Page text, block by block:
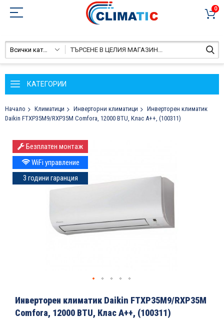
0
Всички категории
КАТЕГОРИИ
Начало Климатици Инверторни климатици
Инверторен климатик
Daikin FTXP35M9/RXP35M Comfora, 12000 BTU, Клас A++, (100311)
Преминете
към
края
на
галерията
на
Безплатен монтаж
WiFi управление
3 години гаранция
към
началото
на
Инверторен климатик Daikin FTXP35M9/RXP35M
Comfora, 12000 BTU, Клас A++, (100311)